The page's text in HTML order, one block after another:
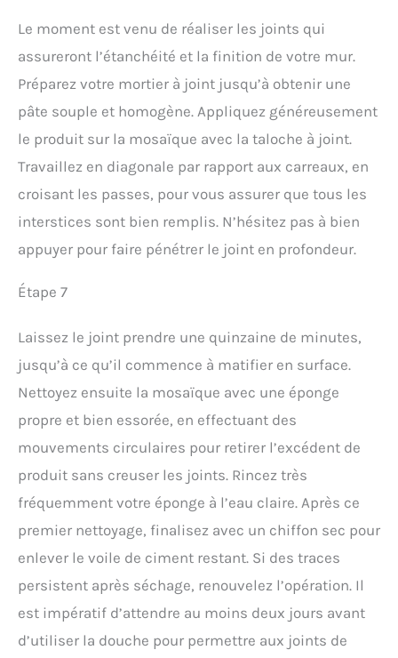
Le moment est venu de réaliser les joints qui
assureront l’étanchéité et la finition de votre mur.
Préparez votre mortier à joint jusqu’à obtenir une
pâte souple et homogène. Appliquez généreusement
le produit sur la mosaïque avec la taloche à joint.
Travaillez en diagonale par rapport aux carreaux, en
croisant les passes, pour vous assurer que tous les
interstices sont bien remplis. N’hésitez pas à bien
appuyer pour faire pénétrer le joint en profondeur.
Étape 7
Laissez le joint prendre une quinzaine de minutes,
jusqu’à ce qu’il commence à matifier en surface.
Nettoyez ensuite la mosaïque avec une éponge
propre et bien essorée, en effectuant des
mouvements circulaires pour retirer l’excédent de
produit sans creuser les joints. Rincez très
fréquemment votre éponge à l’eau claire. Après ce
premier nettoyage, finalisez avec un chiffon sec pour
enlever le voile de ciment restant. Si des traces
persistent après séchage, renouvelez l’opération. Il
est impératif d’attendre au moins deux jours avant
d’utiliser la douche pour permettre aux joints de